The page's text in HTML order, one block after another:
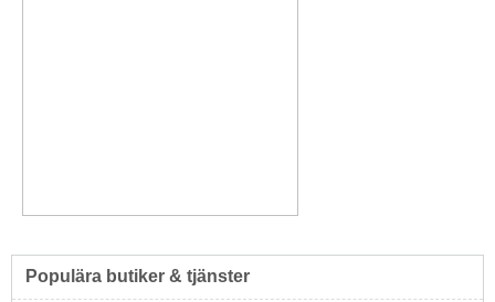
Populära butiker & tjänster